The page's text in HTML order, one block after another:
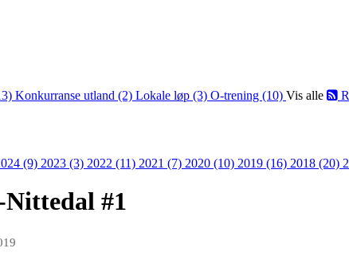
Konkurranse utland (2) Lokale løp (3) O-trening (10) Vis alle
(9) 2023 (3) 2022 (11) 2021 (7) 2020 (10) 2019 (16) 2018 (20)
#1